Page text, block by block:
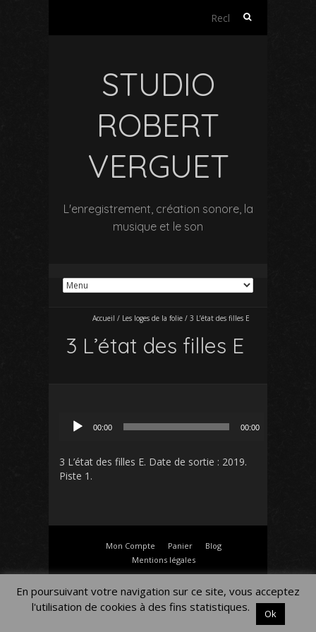
Rechercher :
STUDIO
ROBERT
VERGUET
L'enregistrement, création sonore, la
musique et le son
Accueil / Les loges de la folie / 3 L’état des filles E
3 L’état des filles E
00:00 00:00
3 L’état des filles E. Date de sortie : 2019.
Piste 1.
Mon Compte Panier
Blog
Mentions légales
En poursuivant votre navigation sur ce site, vous acceptez
l'utilisation de cookies à des fins statistiques.
Ok